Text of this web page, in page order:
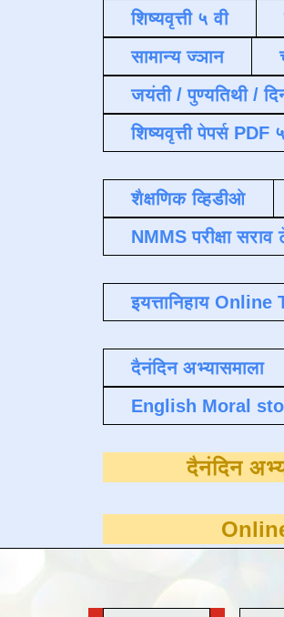
शिष्यवृत्ती ५ वी
सामान्य ज्ञान
जयंती / पुण्यतिथी /
शिष्यवृत्ती पेपर्स PDF
शैक्षणिक व्हिडीओ
NMMS परीक्षा सराव
इयत्तानिहाय Online
दैनंदिन अभ्यासमाला
English Moral
Online अभ्यास